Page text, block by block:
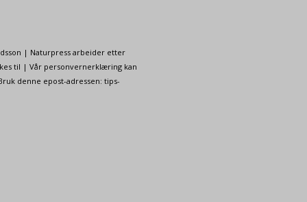
| Naturpress arbeider etter
til | Vår personvernerklæring kan
denne epost-adressen: tips-